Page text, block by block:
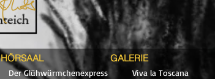
HÖRSAAL GALERIE
Der Glühwürmchenexpress Viva la Toscana